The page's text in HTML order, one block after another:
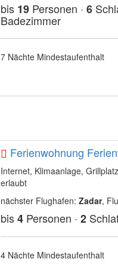
bis 19Personen · 6
Badezimmer
7 Nächte Mindestaufenthalt
Ferienwohnung
Internet, Klimaanlage,
erlaubt
nächster Flughafen: Zadar,
bis4Personen · 2
4 Nächte Mindestaufenthalt